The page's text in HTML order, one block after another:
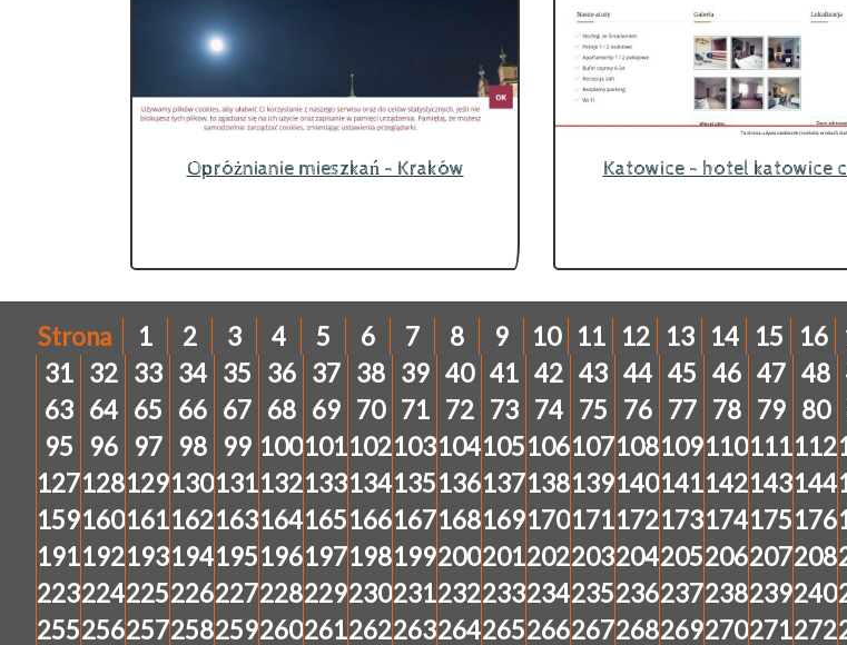
Opróżnianie mieszkań - Kraków Katowice - hotel katowice
Strona 1 2 3 4 5 6 7 8 9 10 11 12 13 14 15 16
31 32 33 34 35 36 37 38 39 40 41 42 43 44 45 46 47 48
63 64 65 66 67 68 69 70 71 72 73 74 75 76 77 78 79 80
95
96 97 98 99 100101102103104105106107108109110111112
127128129130131132133134135136137138139140141142143144
159160161162163164165166167168169170171172173174175176
191192193194195196197198199200201202203204205206207208
223224225226227228229230231232233234235236237238239240
255256257258259260261262263264265266267268269270271272